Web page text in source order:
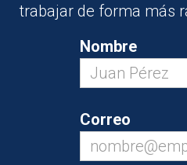
trabajar de forma más
Nombre
Correo